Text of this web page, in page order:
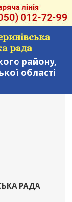
рада
району,
області
РАДА